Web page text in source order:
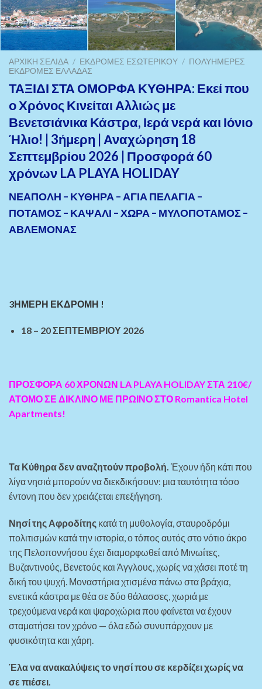
ΑΡΧΙΚΉ ΣΕΛΊΔΑ / ΕΚΔΡΟΜΈΣ ΕΣΩΤΕΡΙΚΟΎ / ΠOΛΥΉΜΕΡΕΣ
ΕΚΔΡΟΜΈΣ ΕΛΛΆΔΑΣ
ΤΑΞΙΔΙ ΣΤΑ ΟΜΟΡΦΑ ΚΥΘΗΡΑ: Εκεί που
ο Χρόνος Κινείται Αλλιώς με
Βενετσιάνικα Κάστρα, Ιερά νερά και Ιόνιο
Ήλιο! | 3ήμερη | Αναχώρηση 18
Σεπτεμβρίου 2026 | Προσφορά 60
χρόνων LA PLAYA HOLIDAY
ΝΕΑΠΟΛΗ – ΚΥΘΗΡΑ – ΑΓΙΑ ΠΕΛΑΓΙΑ –
ΠΟΤΑΜΟΣ – ΚΑΨΑΛΙ – ΧΩΡΑ – ΜΥΛΟΠΟΤΑΜΟΣ –
ΑΒΛΕΜΟΝΑΣ
3ΗΜΕΡΗ ΕΚΔΡΟΜΗ !
18 – 20 ΣΕΠΤΕΜΒΡΙΟΥ 2026
ΠΡΟΣΦΟΡΑ 60 ΧΡΟΝΩΝ LA PLAYA HOLIDAY ΣΤΑ 210€/
ΑΤΟΜΟ ΣΕ ΔΙΚΛΙΝΟ ΜΕ ΠΡΩΙΝΟ ΣΤΟ Romantica Hotel
Apartments!
Τα Κύθηρα δεν αναζητούν προβολή. Έχουν ήδη κάτι που
λίγα νησιά μπορούν να διεκδικήσουν: μια ταυτότητα τόσο
έντονη που δεν χρειάζεται επεξήγηση.
Νησί της Αφροδίτης κατά τη μυθολογία, σταυροδρόμι
πολιτισμών κατά την ιστορία, ο τόπος αυτός στο νότιο άκρο
της Πελοποννήσου έχει διαμορφωθεί από Μινωίτες,
Βυζαντινούς, Βενετούς και Άγγλους, χωρίς να χάσει ποτέ τη
δική του ψυχή. Μοναστήρια χτισμένα πάνω στα βράχια,
ενετικά κάστρα με θέα σε δύο θάλασσες, χωριά με
τρεχούμενα νερά και ψαροχώρια που φαίνεται να έχουν
σταματήσει τον χρόνο — όλα εδώ συνυπάρχουν με
φυσικότητα και χάρη.
Έλα να ανακαλύψεις το νησί που σε κερδίζει χωρίς να
σε πιέσει.